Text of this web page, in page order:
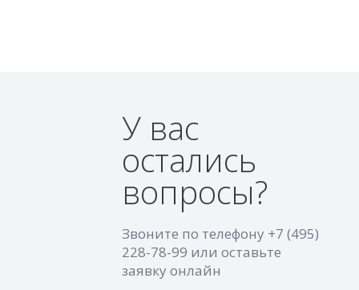
У вас
остались
вопросы?
Звоните по телефону +7 (495)
228-78-99 или оставьте
заявку онлайн